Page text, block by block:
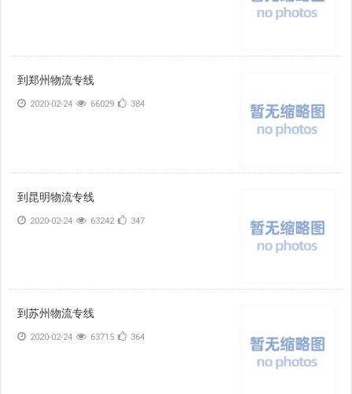
到郑州物流专线
2020-02-24 66029 384
到昆明物流专线
2020-02-24 63242 347
到苏州物流专线
2020-02-24 63715 364